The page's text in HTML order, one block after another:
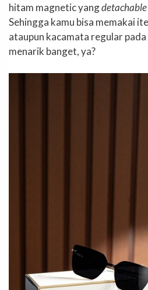
hitam magnetic yangdetachable
Sehingga kamu bisa memakai
ataupun kacamata regular pada
menarik banget, ya?